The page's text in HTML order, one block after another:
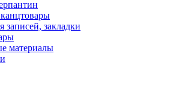
записей, закладки
материалы